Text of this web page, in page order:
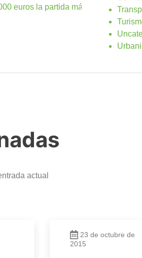
euros la partida más alta a la
actual
23 de octubre de
2015